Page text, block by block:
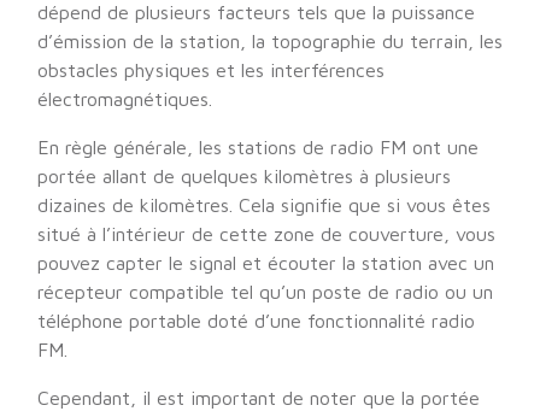
dépend de plusieurs facteurs tels que la puissance
d’émission de la station, la topographie du terrain, les
obstacles physiques et les interférences
électromagnétiques.
En règle générale, les stations de radio FM ont une
portée allant de quelques kilomètres à plusieurs
dizaines de kilomètres. Cela signifie que si vous êtes
situé à l’intérieur de cette zone de couverture, vous
pouvez capter le signal et écouter la station avec un
récepteur compatible tel qu’un poste de radio ou un
téléphone portable doté d’une fonctionnalité radio
FM.
Cependant, il est important de noter que la portée